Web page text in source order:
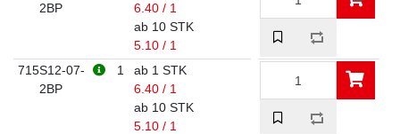
2BP
6.40 / 1
ab 10 STK
5.10 / 1
715S12-07-
2BP
1
ab 1 STK
6.40 / 1
ab 10 STK
5.10 / 1